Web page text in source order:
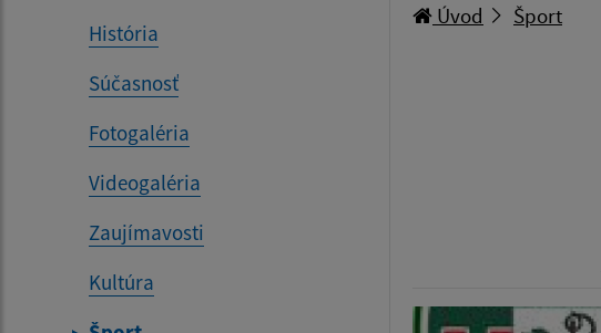
História
Súčasnosť
Fotogaléria
Videogaléria
Zaujímavosti
Kultúra
Úvod Šport